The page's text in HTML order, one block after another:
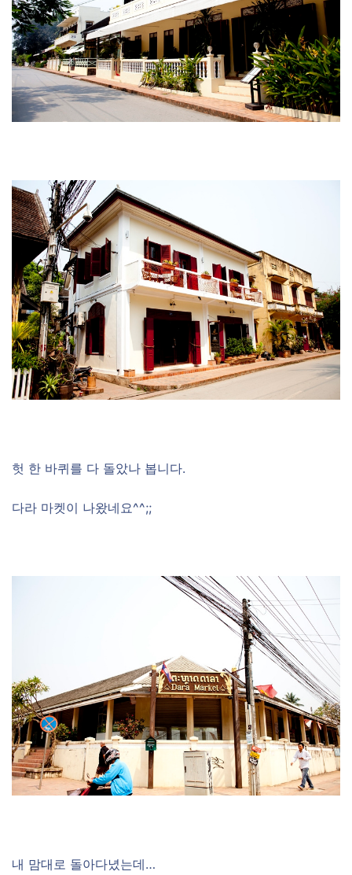
헛 한 바퀴를 다 돌았나 봅니다.
다라 마켓이 나왔네요^^;;
내 맘대로 돌아다녔는데…